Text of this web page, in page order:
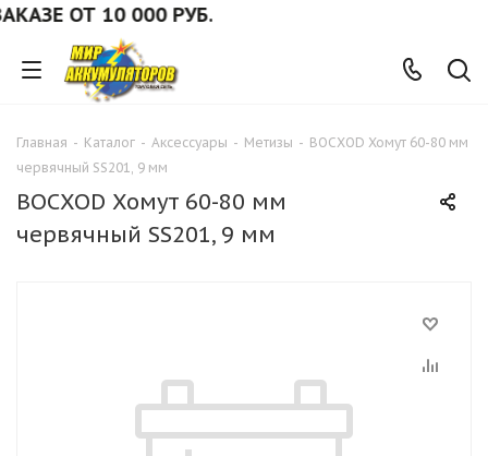
ОТ 10 000 РУБ.
Главная - Каталог - Аксессуары - Метизы - ВОСХОD Хомут 60-80 мм
червячный SS201, 9 мм
ВОСХОD Хомут 60-80 мм
червячный SS201, 9 мм